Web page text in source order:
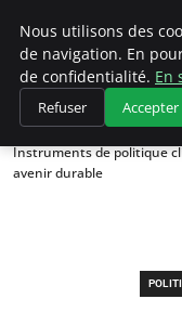
Accueil
Politiques
Instruments de politique
avenir durable
Nous utilisons des
de navigation. En
de confidentialité. En
Refuser Accepter